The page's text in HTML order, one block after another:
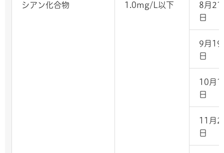
シアン化合物 1.0mg/L以下
8月21
日
9月19
日
10月
日
11月
日